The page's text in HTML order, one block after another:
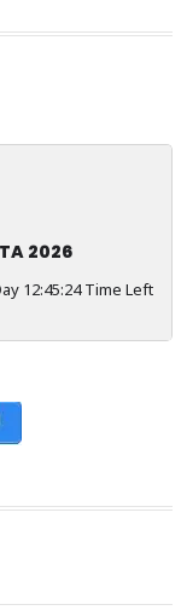
2026
12:45:24 Time Left